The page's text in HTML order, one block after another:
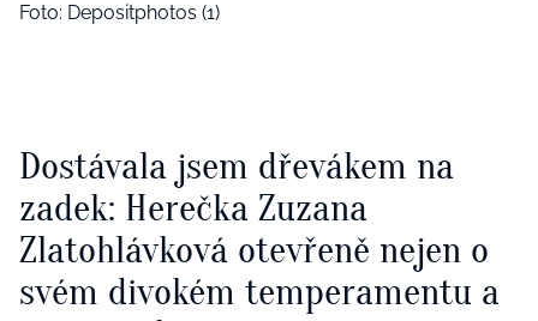
Foto: Depositphotos (1)
Dostávala jsem dřevákem na
zadek: Herečka Zuzana
Zlatohlávková otevřeně nejen o
svém divokém temperamentu a